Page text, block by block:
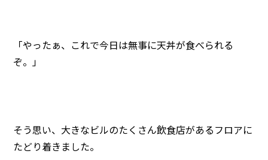
「やったぁ、これで今日は無事に天丼が食べられる
ぞ。」
そう思い、大きなビルのたくさん飲食店があるフロアに
たどり着きました。